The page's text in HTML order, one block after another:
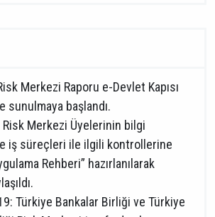
Merkezi Raporu e-Devlet Kapısı
sunulmaya başlandı.
Risk Merkezi Üyelerinin bilgi
iş süreçleri ile ilgili kontrollerine
Rehberi” hazırlanılarak
Türkiye Bankalar Birliği ve Türkiye